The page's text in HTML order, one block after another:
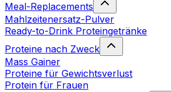
Meal-Replacements
Mahlzeitenersatz-Pulver
Ready-to-Drink Proteingetränke
Proteine nach Zweck
Mass Gainer
Proteine für Gewichtsverlust
Protein für Frauen